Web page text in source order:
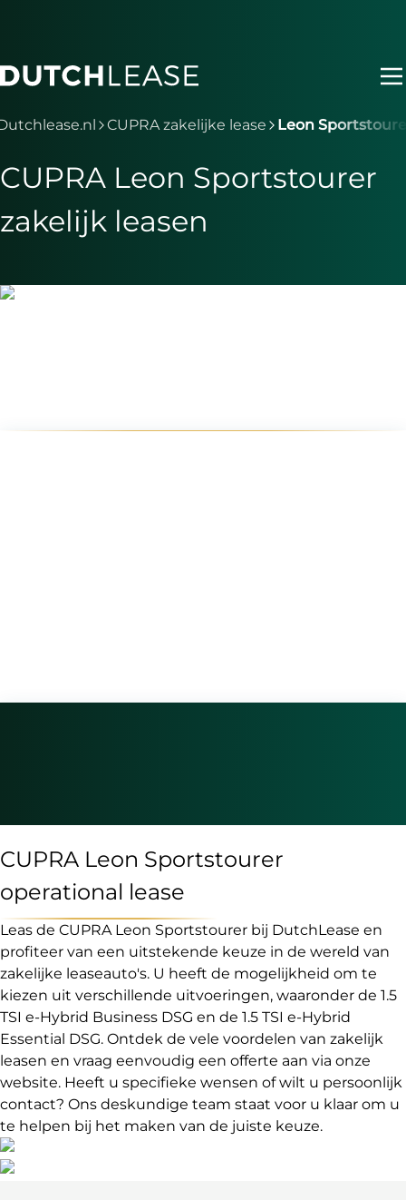
Je bent nu voorbij het hoofdmenu
CUPRA zakelijke lease Leon
CUPRA Leon Sportstourer
zakelijk leasen
CUPRA Leon Sportstourer
operational lease
Leas de CUPRA Leon Sportstourer bij DutchLease en
profiteer van een uitstekende keuze in de wereld van
zakelijke leaseauto's. U heeft de mogelijkheid om te
kiezen uit verschillende uitvoeringen, waaronder de 1.5
TSI e-Hybrid Business DSG en de 1.5 TSI e-Hybrid
Essential DSG. Ontdek de vele voordelen van zakelijk
leasen en vraag eenvoudig een offerte aan via onze
website. Heeft u specifieke wensen of wilt u persoonlijk
contact? Ons deskundige team staat voor u klaar om u
te helpen bij het maken van de juiste keuze.